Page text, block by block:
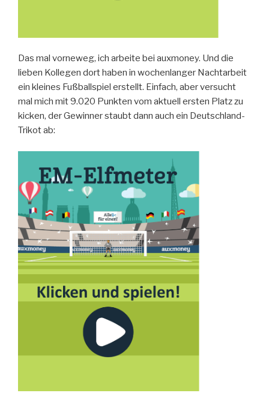
Das mal vorneweg, ich arbeite bei auxmoney. Und die
lieben Kollegen dort haben in wochenlanger Nachtarbeit
ein kleines Fußballspiel erstellt. Einfach, aber versucht
mal mich mit 9.020 Punkten vom aktuell ersten Platz zu
kicken, der Gewinner staubt dann auch ein Deutschland-
Trikot ab: